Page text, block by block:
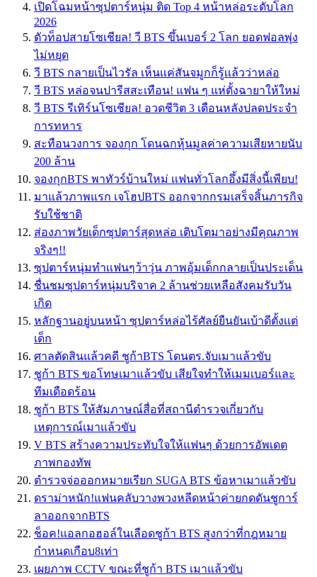
เปิดโฉมหน้าซุปตาร์หนุ่ม ติด Top 4 หน้าหล่อระดับโลก
2026
ตัวท็อปสายโซเชียล! วี BTS ขึ้นเบอร์ 2 โลก ยอดฟอลพุ่ง
ไม่หยุด
วี BTS กลายเป็นไวรัล เห็นเเค่สันจมูกก็รู้เเล้วว่าหล่อ
วี BTS หล่อจนปารีสสะเทือน! แฟน ๆ แห่ตั้งฉายาให้ใหม่
วี BTS รีเทิร์นโซเชียล! อวดชีวิต 3 เดือนหลังปลดประจำ
การทหาร
สะทือนวงการ จองกุก โดนฉกหุ้นมูลค่าความเสียหายนับ
200 ล้าน
จองกุกBTS พาทัวร์บ้านใหม่ เเฟนทั่วโลกอึ้งมีสิ่งนี้เพียบ!
มาแล้วภาพแรก เจโฮปBTS ออกจากกรมเสร็จสิ้นภารกิจ
รับใช้ชาติ
ส่องภาพวัยเด็กซุปตาร์สุดหล่อ เติบโตมาอย่างมีคุณภาพ
จริงๆ!!
ซุปตาร์หนุ่มทำเเฟนๆว้าวุ่น ภาพอุ้มเด็กกลายเป็นประเด็น
ชื่นชมซุปตาร์หนุ่มบริจาค 2 ล้านช่วยเหลือสังคมรับวัน
เกิด
หลักฐานอยู่บนหน้า ซุปตาร์หล่อไร้ศัลย์ยืนยันเบ้าดีตั้งเเต่
เด็ก
ศาลตัดสินแล้วคดี ชูก้าBTS โดนตร.จับเมาแล้วขับ
ชูก้า BTS ขอโทษเมาแล้วขับ เสียใจทำให้เมมเบอร์และ
ทีมเดือดร้อน
ชูก้า BTS ให้สัมภาษณ์สื่อที่สถานีตำรวจเกี่ยวกับ
เหตุการณ์เมาแล้วขับ
V BTS สร้างความประทับใจให้แฟนๆ ด้วยการอัพเดต
ภาพกองทัพ
ตำรวจจ่อออกหมายเรียก SUGA BTS ข้อหาเมาแล้วขับ
ดราม่าหนัก!แฟนคลับวางพวงหลีดหน้าค่ายกดดันชูการ์
ลาออกจากBTS
ช็อค!แอลกอฮอล์ในเลือดชูก้า BTS สูงกว่าที่กฎหมาย
กำหนดเกือบ8เท่า
เผยภาพ CCTV ขณะที่ชูก้า BTS เมาแล้วขับ